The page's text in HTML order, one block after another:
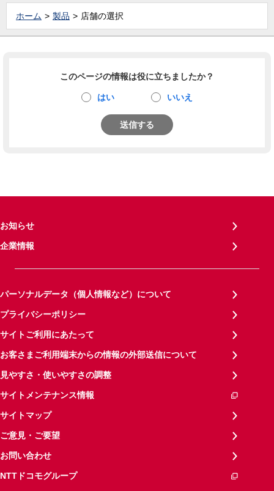
ホーム 製品 店舗の選択
このページの情報は役に立ちましたか？
はい いいえ
送信する
お知らせ
企業情報
パーソナルデータ（個人情報など）について
プライバシーポリシー
サイトご利用にあたって
お客さまご利用端末からの情報の外部送信について
見やすさ・使いやすさの調整
サイトメンテナンス情報
サイトマップ
ご意見・ご要望
お問い合わせ
NTTドコモグループ